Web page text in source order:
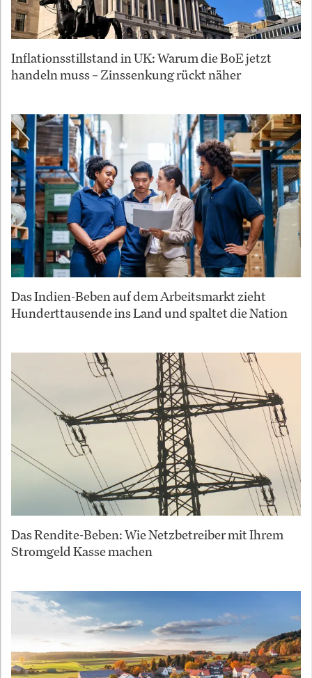
Inflationsstillstand in UK: Warum die BoE jetzt
handeln muss – Zinssenkung rückt näher
Das Indien-Beben auf dem Arbeitsmarkt zieht
Hunderttausende ins Land und spaltet die Nation
Das Rendite-Beben: Wie Netzbetreiber mit Ihrem
Stromgeld Kasse machen